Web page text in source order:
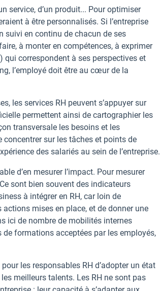
service, d’un produit... Pour optimiser
à être personnalisés. Si l’entreprise
suivi en continu de chacun de ses
à monter en compétences, à exprimer
correspondent à ses perspectives et
l’employé doit être au cœur de la
les services RH peuvent s’appuyer sur
permettent ainsi de cartographier les
transversale les besoins et les
sur les tâches et points de
des salariés au sein de l’entreprise.
d’en mesurer l’impact. Pour mesurer
sont bien souvent des indicateurs
à intégrer en RH, car loin de
mises en place, et de donner une
ici de nombre de mobilités internes
formations acceptées par les employés,
les responsables RH d’adopter un état
meilleurs talents. Les RH ne sont pas